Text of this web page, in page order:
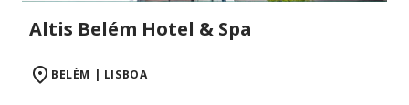
Altis Belém Hotel & Spa
BELÉM | LISBOA